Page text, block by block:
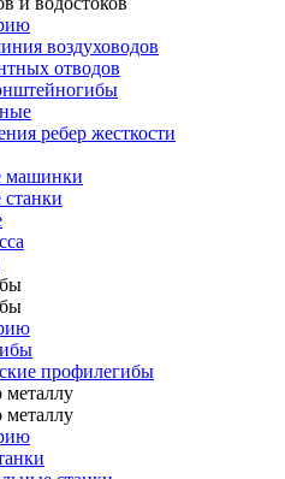
воздуховодов
отводов
ребер жесткости
машинки
профилегибы
металлу
металлу